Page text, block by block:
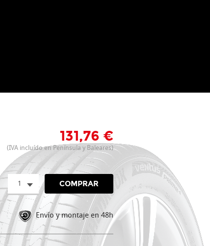
131,76 €
(IVA incluído en Península y Baleares)
1 COMPRAR
Envío y montaje en 48h